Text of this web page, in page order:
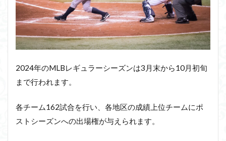
2024年のMLBレギュラーシーズンは3月末から10月初旬
まで行われます。
各チーム162試合を行い、各地区の成績上位チームにポ
ストシーズンへの出場権が与えられます。